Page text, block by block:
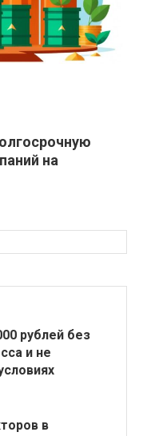
на
рублей без
и не
в